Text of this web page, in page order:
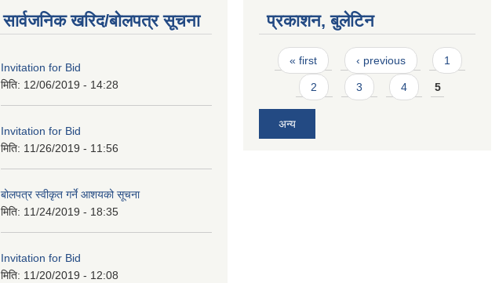
सार्वजनिक खरिद/बोलपत्र सूचना
Invitation for Bid
मिति: 12/06/2019 - 14:28
Invitation for Bid
मिति: 11/26/2019 - 11:56
बोलपत्र स्वीकृत गर्ने आशयको सूचना
मिति: 11/24/2019 - 18:35
Invitation for Bid
मिति: 11/20/2019 - 12:08
प्रकाशन, बुलेटिन
Pages
« first ‹ previous 1
2 3 4 5
अन्य